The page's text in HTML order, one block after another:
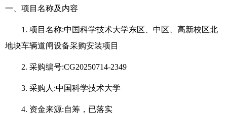
一、项目名称及内容
1. 项目名称:中国科学技术大学东区、中区、高新校区北
地块车辆道闸设备采购安装项目
2. 采购编号:CG20250714-2349
3. 采购人:中国科学技术大学
4. 资金来源:自筹，已落实